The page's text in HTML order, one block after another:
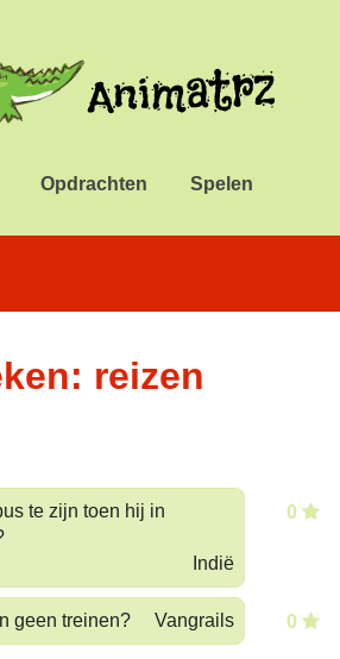
Opdrachten Spelen
reizen
te zijn toen hij in
Indië
0
geen treinen? Vangrails 0